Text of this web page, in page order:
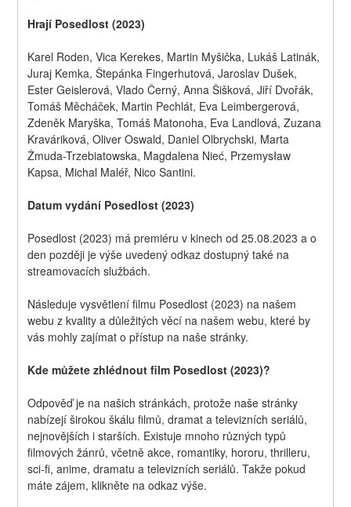
Hrají Posedlost (2023)
Karel Roden, Vica Kerekes, Martin Myšička, Lukáš Latinák,
Juraj Kemka, Štepánka Fingerhutová, Jaroslav Dušek,
Ester Geislerová, Vlado Černý, Anna Šišková, Jiří Dvořák,
Tomáš Měcháček, Martin Pechlát, Eva Leimbergerová,
Zdeněk Maryška, Tomáš Matonoha, Eva Landlová, Zuzana
Kraváriková, Oliver Oswald, Daniel Olbrychski, Marta
Żmuda-Trzebiatowska, Magdalena Nieć, Przemysław
Kapsa, Michal Maléř, Nico Santini.
Datum vydání Posedlost (2023)
Posedlost (2023) má premiéru v kinech od 25.08.2023 a o
den později je výše uvedený odkaz dostupný také na
streamovacích službách.
Následuje vysvětlení filmu Posedlost (2023) na našem
webu z kvality a důležitých věcí na našem webu, které by
vás mohly zajímat o přístup na naše stránky.
Kde můžete zhlédnout film Posedlost (2023)?
Odpověď je na našich stránkách, protože naše stránky
nabízejí širokou škálu filmů, dramat a televizních seriálů,
nejnovějších i starších. Existuje mnoho různých typů
filmových žánrů, včetně akce, romantiky, hororu, thrilleru,
sci-fi, anime, dramatu a televizních seriálů. Takže pokud
máte zájem, klikněte na odkaz výše.